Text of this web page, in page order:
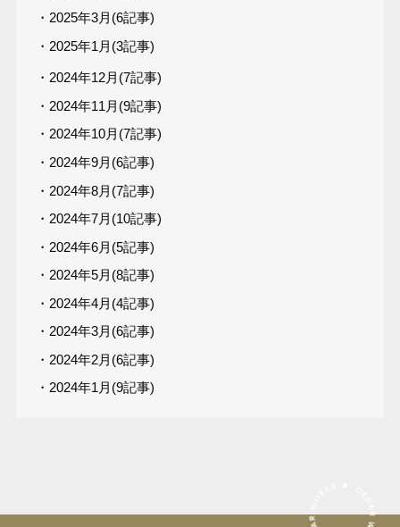
・2025年3月(6記事)
・2025年1月(3記事)
・2024年12月(7記事)
・2024年11月(9記事)
・2024年10月(7記事)
・2024年9月(6記事)
・2024年8月(7記事)
・2024年7月(10記事)
・2024年6月(5記事)
・2024年5月(8記事)
・2024年4月(4記事)
・2024年3月(6記事)
・2024年2月(6記事)
・2024年1月(9記事)